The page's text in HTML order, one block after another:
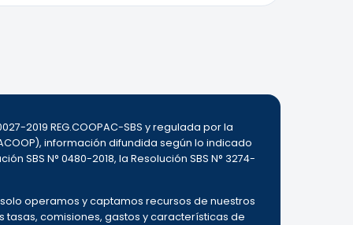
2019 REG.COOPAC-SBS y regulada por la
información difundida según lo indicado
SBS N° 0480-2018, la Resolución SBS N° 3274-
operamos y captamos recursos de nuestros
tasas, comisiones, gastos y características de